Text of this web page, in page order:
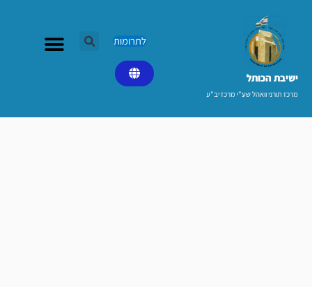
ישיבת הכותל​
מרכז תורני וואהל שע"י מרכז יב"ע
לתרומות